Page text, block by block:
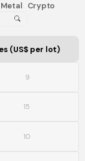
Metal Crypto
(US$ per lot)
9
15
10